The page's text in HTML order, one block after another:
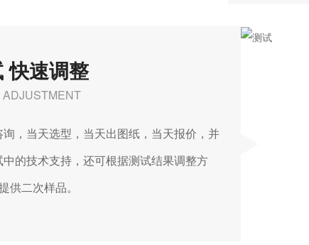
快速调整
，当天选型，当天出图纸，当天报价，并
的技术支持，还可根据测试结果调整方
供二次样品。